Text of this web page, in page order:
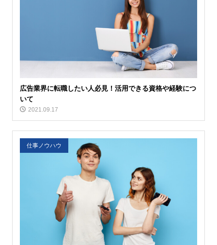
広告業界に転職したい人必見！活用できる資格や経験につ
いて
2021.09.17
仕事ノウハウ